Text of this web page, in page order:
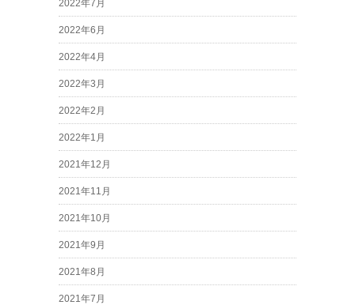
2022年7月
2022年6月
2022年4月
2022年3月
2022年2月
2022年1月
2021年12月
2021年11月
2021年10月
2021年9月
2021年8月
2021年7月